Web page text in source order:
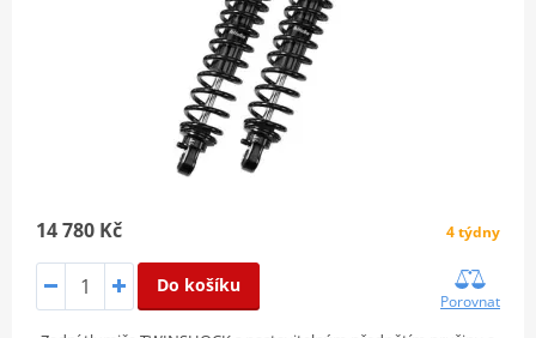
14 780 Kč 4 týdny
Do košíku
Porovnat